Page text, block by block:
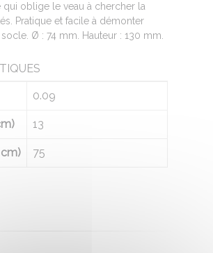
oblige le veau à chercher la
Pratique et facile à démonter
Ø : 74 mm. Hauteur : 130 mm.
0.09
13
75